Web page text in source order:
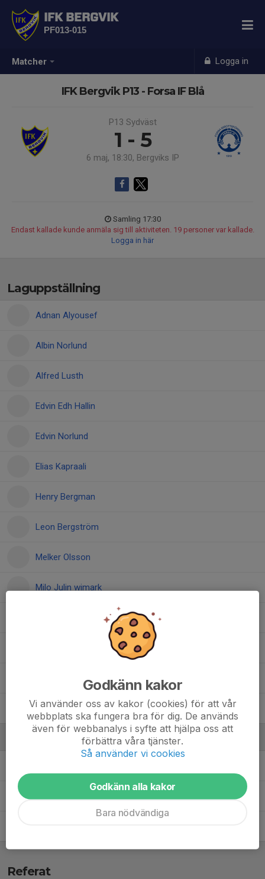
Matcher Logga in
IFK BERGVIK
PF013-015
IFK Bergvik P13 - Forsa IF Blå
P13 Sydväst
1 - 5
6 maj, 18:30, Bergviks IP
Samling 17:30
Endast kallade kunde anmäla sig till aktiviteten. 19 personer var kallade.
Logga in här
Laguppställning
Adnan Alyousef
Albin Norlund
Alfred Lusth
Edvin Edh Hallin
Edvin Norlund
Elias Kapraali
Henry Bergman
Leon Bergström
Melker Olsson
Milo Julin wimark
Svante Flordal
Viggo Ståhl
Referat
Godkänn kakor
Vi använder oss av kakor (cookies) för att vår
webbplats ska fungera bra för dig. De används
även för webbanalys i syfte att hjälpa oss att
förbättra våra tjänster.
Så använder vi cookies
Godkänn alla kakor
Bara nödvändiga